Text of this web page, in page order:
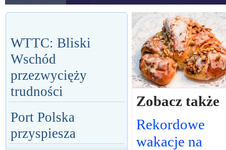
WTTC: Bliski
Wschód
przezwycięży
trudności
Port Polska
przyspiesza
Zobacz także
Rekordowe
wakacje na